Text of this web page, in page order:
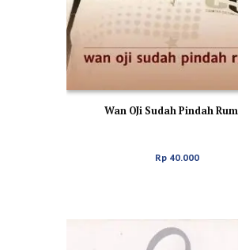
Wan OJi Sudah Pindah
Rp 40.000